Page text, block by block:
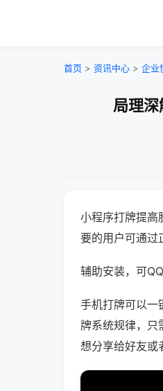
首页 > 资讯中心 > 企业
局理
小程序打牌提高
要的用户可通过
辅助安装，可
手机打牌可以一
牌系统规律，只
想分享给好友或